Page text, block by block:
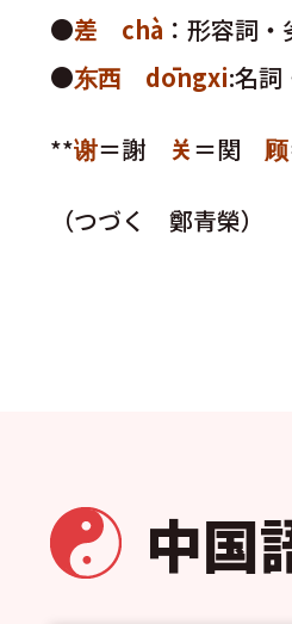
●差 chà ：形容詞・
●东西 dōngxi:名詞
**谢＝謝 关＝関 顾
（つづく 鄭青榮）
中国